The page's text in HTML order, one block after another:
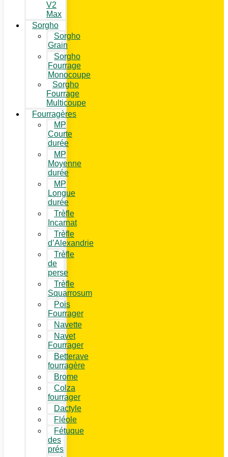
V2
Max
Sorgho
Sorgho
Grain
Sorgho
Fourrage
Monocoupe
Sorgho
Fourrage
Multicoupe
Fourragères
MP
Courte
durée
MP
Moyenne
durée
MP
Longue
durée
Trèfle
Incarnat
Trèfle
d’Alexandrie
Trèfle
de
perse
Trèfle
Squarrosum
Pois
Fourrager
Navette
Navet
Fourrager
Betterave
fourragère
Brome
Colza
fourrager
Dactyle
Fléole
Fétuque
des
prés